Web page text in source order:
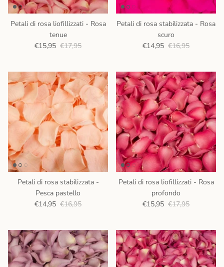
Petali di rosa liofillizzati - Rosa
tenue
€15,95 €17,95
Petali di rosa stabilizzata - Rosa
scuro
€14,95 €16,95
Petali di rosa stabilizzata -
Pesca pastello
€14,95 €16,95
Petali di rosa liofillizzati - Rosa
profondo
€15,95 €17,95